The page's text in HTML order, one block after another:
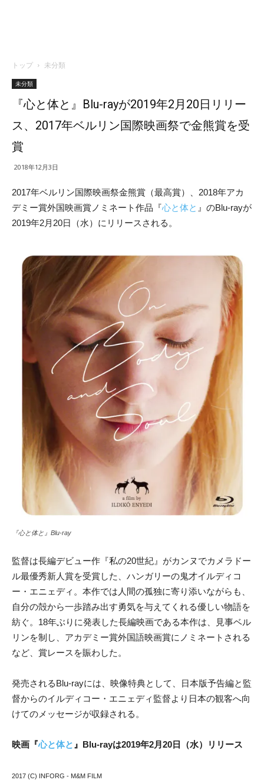
トップ 未分類
未分類
『心と体と』Blu-rayが2019年2月20日リリー
ス、2017年ベルリン国際映画祭で金熊賞を受
賞
2018年12月3日
2017年ベルリン国際映画祭金熊賞（最高賞）、2018年アカ
デミー賞外国映画賞ノミネート作品『心と体と 』のBlu-rayが
2019年2月20日（水）にリリースされる。
『心と体と』Blu-ray
監督は長編デビュー作『私の20世紀』がカンヌでカメラドー
ル最優秀新人賞を受賞した、ハンガリーの鬼才イルディコ
ー・エニェディ。本作では人間の孤独に寄り添いながらも、
自分の殻から一歩踏み出す勇気を与えてくれる優しい物語を
紡ぐ。18年ぶりに発表した長編映画である本作は、見事ベル
リンを制し、アカデミー賞外国語映画賞にノミネートされる
など、賞レースを賑わした。
発売されるBlu-rayには、映像特典として、日本版予告編と監
督からのイルディコー・エニェディ監督より日本の観客へ向
けてのメッセージが収録される。
映画『心と体と 』Blu-rayは2019年2月20日（水）リリース
2017 (C) INFORG - M&M FILM